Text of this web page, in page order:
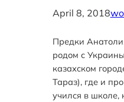
April 8, 2018
Предки
родом с
казахском
Тараз), где и
учился в школе,